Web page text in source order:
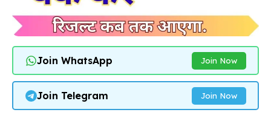
Join WhatsApp Join Now
Join Telegram Join Now